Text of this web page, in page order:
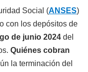
Social (ANSES)
con los depósitos de
de junio 2024 del
Quiénes cobran
la terminación del